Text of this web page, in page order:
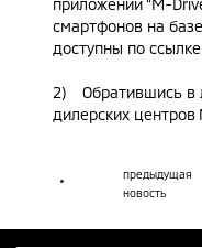
приложении “М-
смартфонов на базе
доступны по ссылке
2)
Обратившись в
дилерских центров
предыдущая
новость